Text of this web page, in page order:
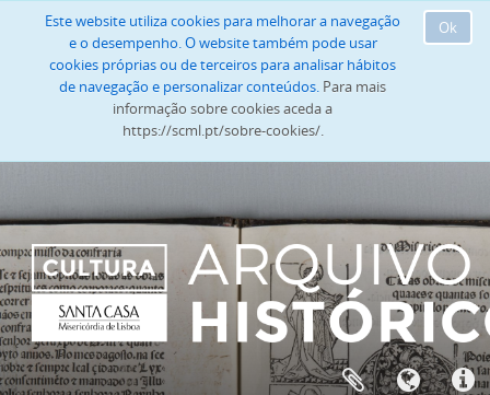
Ok
Este website utiliza cookies para melhorar a navegação
e o desempenho. O website também pode usar
cookies próprias ou de terceiros para analisar hábitos
de navegação e personalizar conteúdos. Para mais
informação sobre cookies aceda a
https://scml.pt/sobre-cookies/.